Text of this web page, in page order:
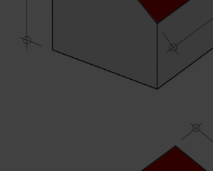
oder
Sie möchten Online-Kunde werden?
Verkauf nur an Gewerbetreibende
Dübeltechnik